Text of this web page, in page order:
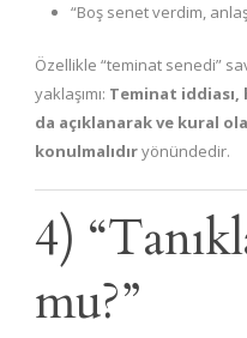
“Boş senet verdim,
Özellikle “teminat senedi”
yaklaşımı: Teminat
da açıklanarak ve kural
konulmalıdıryönündedir.
4)
mu?”